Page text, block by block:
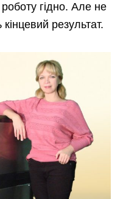
гідно. Але не
результат.